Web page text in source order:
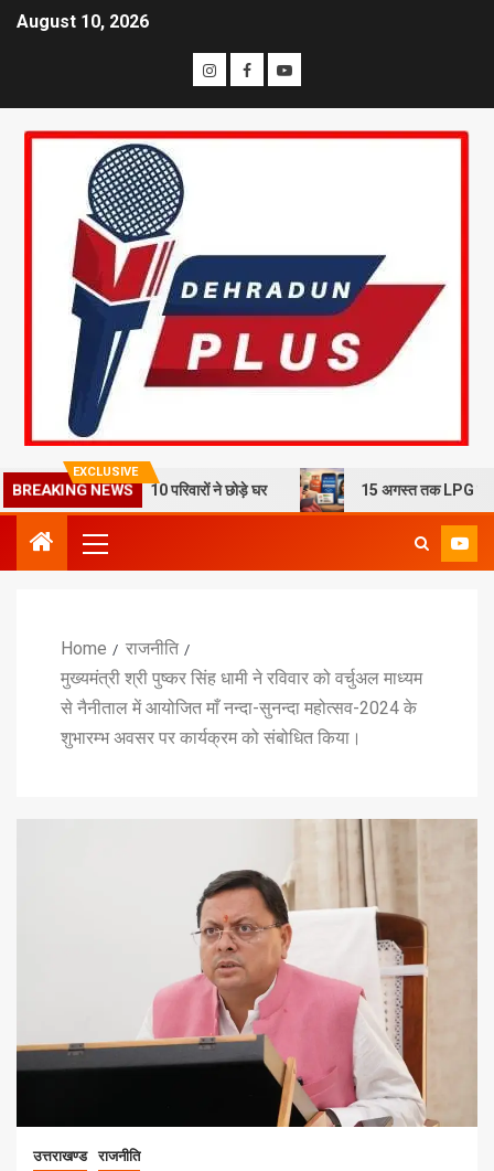
August 10, 2026
EXCLUSIVE
BREAKING NEWS
से दहशत, 10 परिवारों ने छोड़े घर 15 अगस्त तक LPG कनेक्शन की e-
Home
राजनीति
मुख्यमंत्री श्री पुष्कर सिंह धामी ने रविवार को वर्चुअल माध्यम
से नैनीताल में आयोजित माँ नन्दा-सुनन्दा महोत्सव-2024 के
शुभारम्भ अवसर पर कार्यक्रम को संबोधित किया।
उत्तराखण्ड राजनीति